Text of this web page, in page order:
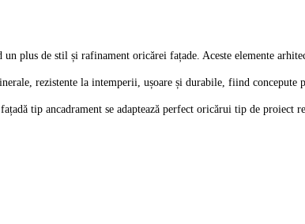
plus de stil și rafinament oricărei fațade. Aceste elemente
rezistente la intemperii, ușoare și durabile, fiind concepute
tip ancadrament se adaptează perfect oricărui tip de proiect